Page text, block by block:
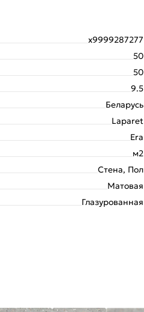
х9999287277
50
50
9.5
Беларусь
Laparet
Era
м2
Стена, Пол
Матовая
Глазурованная